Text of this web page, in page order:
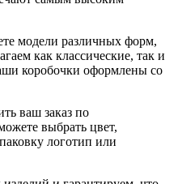
модели различных форм,
как классические, так и
коробочки оформлены со
ваш заказ по
выбрать цвет,
логотип или